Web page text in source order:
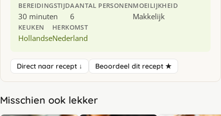
BEREIDINGSTIJD
30 minuten
AANTAL PERSONEN
6
MOEILIJKHEID
Makkelijk
KEUKEN
Hollandse
HERKOMST
Nederland
Direct naar recept ↓ Beoordeel dit recept ★
Misschien ook lekker